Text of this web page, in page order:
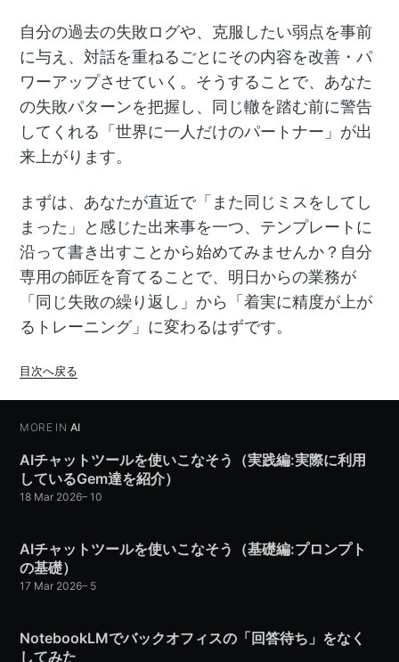
自分の過去の失敗ログや、克服したい弱点を事前
に与え、対話を重ねるごとにその内容を改善・パ
ワーアップさせていく。そうすることで、あなた
の失敗パターンを把握し、同じ轍を踏む前に警告
してくれる「世界に一人だけのパートナー」が出
来上がります。
まずは、あなたが直近で「また同じミスをしてし
まった」と感じた出来事を一つ、テンプレートに
沿って書き出すことから始めてみませんか？自分
専用の師匠を育てることで、明日からの業務が
「同じ失敗の繰り返し」から「着実に精度が上が
るトレーニング」に変わるはずです。
目次へ戻る
MORE IN AI
AIチャットツールを使いこなそう（実践編:実際に利用
しているGem達を紹介）
18 Mar 2026–10
AIチャットツールを使いこなそう（基礎編:プロンプト
の基礎）
17 Mar 2026– 5
NotebookLMでバックオフィスの「回答待ち」をなく
してみた